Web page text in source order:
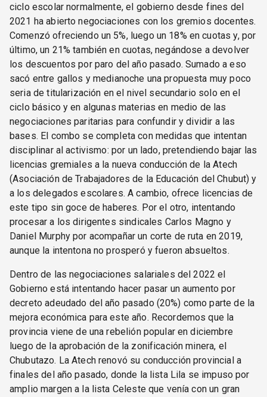
ciclo escolar normalmente, el gobierno desde fines del
2021 ha abierto negociaciones con los gremios docentes.
Comenzó ofreciendo un 5%, luego un 18% en cuotas y, por
último, un 21% también en cuotas, negándose a devolver
los descuentos por paro del año pasado. Sumado a eso
sacó entre gallos y medianoche una propuesta muy poco
seria de titularización en el nivel secundario solo en el
ciclo básico y en algunas materias en medio de las
negociaciones paritarias para confundir y dividir a las
bases. El combo se completa con medidas que intentan
disciplinar al activismo: por un lado, pretendiendo bajar las
licencias gremiales a la nueva conducción de la Atech
(Asociación de Trabajadores de la Educación del Chubut) y
a los delegados escolares. A cambio, ofrece licencias de
este tipo sin goce de haberes. Por el otro, intentando
procesar a los dirigentes sindicales Carlos Magno y
Daniel Murphy por acompañar un corte de ruta en 2019,
aunque la intentona no prosperó y fueron absueltos.
Dentro de las negociaciones salariales del 2022 el
Gobierno está intentando hacer pasar un aumento por
decreto adeudado del año pasado (20%) como parte de la
mejora económica para este año. Recordemos que la
provincia viene de una rebelión popular en diciembre
luego de la aprobación de la zonificación minera, el
Chubutazo. La Atech renovó su conducción provincial a
finales del año pasado, donde la lista Lila se impuso por
amplio margen a la lista Celeste que venía con un gran